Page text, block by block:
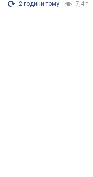
2 години тому 7,4 т.